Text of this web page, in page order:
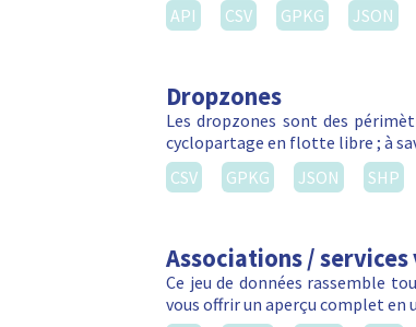
API
CSV GPKG JSON
Dropzones
Les dropzones sont des
cyclopartage en flotte libre ; à
CSV
GPKG JSON SHP
Associations / services
Ce jeu de données rassemble
vous offrir un aperçu complet en